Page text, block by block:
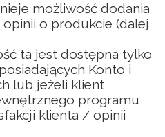
możliwość dodania
o produkcie (dalej
ta jest dostępna tylko
Konto i
lub jeżeli klient
programu
klienta / opinii